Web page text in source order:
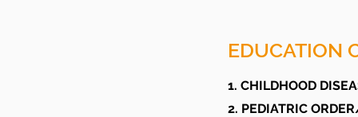
EDUCATION
1. CHILDHOOD
2. PEDIATRIC